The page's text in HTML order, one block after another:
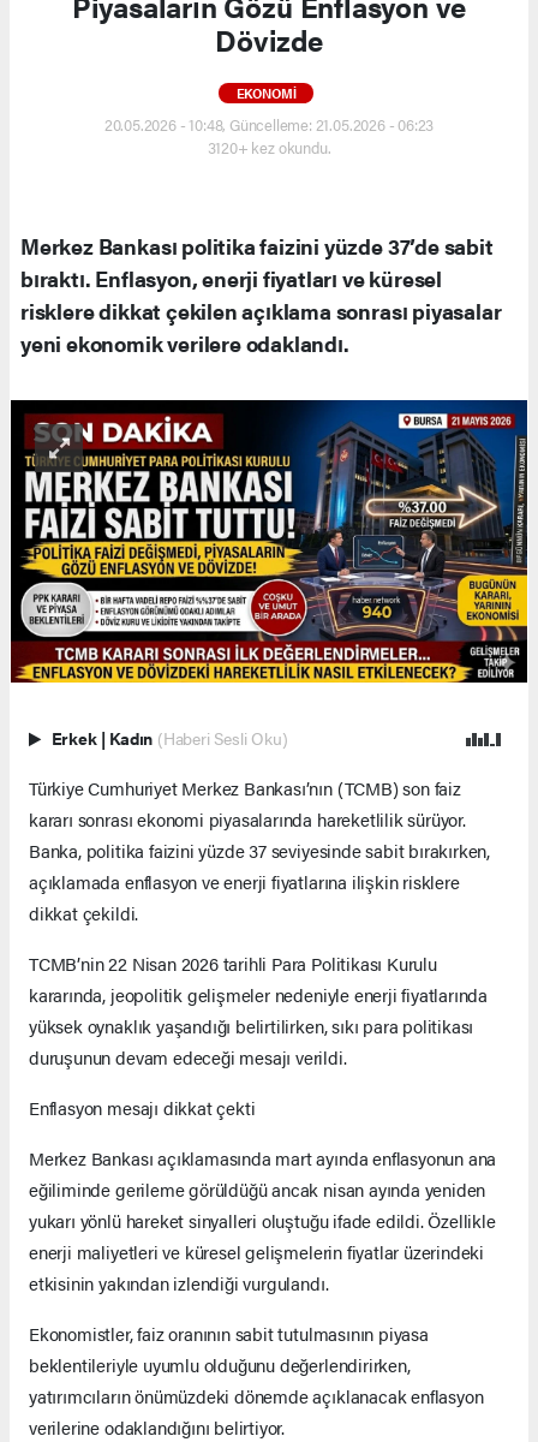
Dövizde
EKONOMI
20.05.2026 - 10:48, Güncelleme: 21.05.2026 - 06:23
3120+ kez okundu.
Merkez Bankası politika faizini yüzde 37’de sabit
bıraktı. Enflasyon, enerji fiyatları ve küresel
risklere dikkat çekilen açıklama sonrası piyasalar
yeni ekonomik verilere odaklandı.
Erkek | Kadın (Haberi Sesli Oku)
Türkiye Cumhuriyet Merkez Bankası’nın (TCMB) son faiz
kararı sonrası ekonomi piyasalarında hareketlilik sürüyor.
Banka, politika faizini yüzde 37 seviyesinde sabit bırakırken,
açıklamada enflasyon ve enerji fiyatlarına ilişkin risklere
dikkat çekildi.
TCMB’nin 22 Nisan 2026 tarihli Para Politikası Kurulu
kararında, jeopolitik gelişmeler nedeniyle enerji fiyatlarında
yüksek oynaklık yaşandığı belirtilirken, sıkı para politikası
duruşunun devam edeceği mesajı verildi.
Enflasyon mesajı dikkat çekti
Merkez Bankası açıklamasında mart ayında enflasyonun ana
eğiliminde gerileme görüldüğü ancak nisan ayında yeniden
yukarı yönlü hareket sinyalleri oluştuğu ifade edildi. Özellikle
enerji maliyetleri ve küresel gelişmelerin fiyatlar üzerindeki
etkisinin yakından izlendiği vurgulandı.
Ekonomistler, faiz oranının sabit tutulmasının piyasa
beklentileriyle uyumlu olduğunu değerlendirirken,
yatırımcıların önümüzdeki dönemde açıklanacak enflasyon
verilerine odaklandığını belirtiyor.